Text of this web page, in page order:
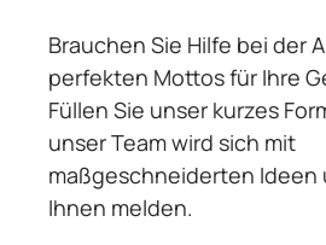
Brauchen Sie Hilfe bei der
perfekten Mottos für Ihre
Füllen Sie unser kurzes
unser Team wird sich mit
maßgeschneiderten Ideen
Ihnen melden.